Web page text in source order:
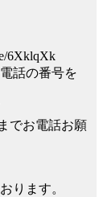
6XklqXk
話の番号を
でお電話お願
ります。